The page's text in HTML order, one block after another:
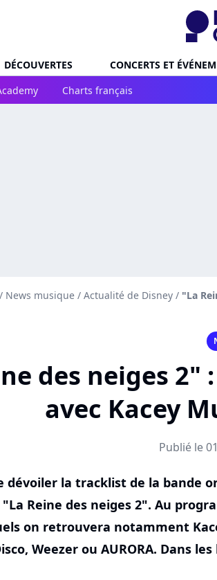
DÉCOUVERTES CONCERTS ET
Charts français
/ News musique / Actualité de Disney / "La
des neiges
avec Kacey
Publié le
dévoiler la tracklist de la bande
Reine des neiges 2". Au
on retrouvera notamment
Weezer ou AURORA. Dans les